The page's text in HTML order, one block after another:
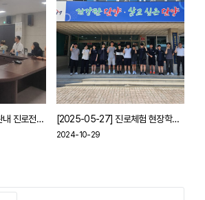
[2025-06-05] 제천 관내 진로전담교사 역량강화 연수 및 우수 진로체험처 답사 지원활동 [2025-05-27] 진로체험 현장학습 지원
2024-10-29